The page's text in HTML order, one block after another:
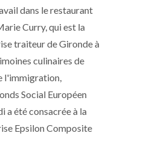
dans le restaurant
Curry, qui est la
traiteur de Gironde à
culinaires de
l'immigration,
Social Européen
a été consacrée à la
Epsilon Composite